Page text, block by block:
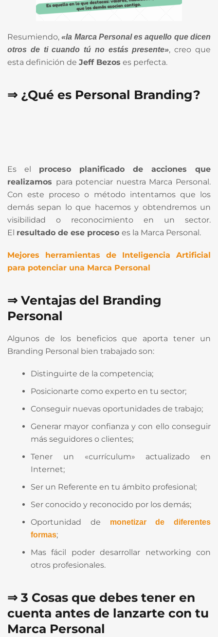
Resumiendo,«la Marca Personal es aquello que dicen
otros de ti cuando tú no estás presente», creo que
esta definición de Jeff Bezos es perfecta.
⇒ ¿Qué es Personal Branding?
Es el proceso planificado de acciones que
realizamos para potenciar nuestra Marca Personal.
Con este proceso o método intentamos que los
demás sepan lo que hacemos y obtendremos un
visibilidad o reconocimiento en un sector.
El resultado de ese proceso es la Marca Personal.
Mejores herramientas de Inteligencia Artificial
para potenciar una Marca Personal
⇒ Ventajas del Branding
Personal
Algunos de los beneficios que aporta tener un
Branding Personal bien trabajado son:
Distinguirte de la competencia;
Posicionarte como experto en tu sector;
Conseguir nuevas oportunidades de trabajo;
Generar mayor confianza y con ello conseguir
más seguidores o clientes;
Tener un «currículum» actualizado en
Internet;
Ser un Referente en tu ámbito profesional;
Ser conocido y reconocido por los demás;
Oportunidad de
monetizar de diferentes
formas;
Mas fácil poder desarrollar networking con
otros profesionales.
⇒ 3 Cosas que debes tener en
cuenta antes de lanzarte con tu
Marca Personal